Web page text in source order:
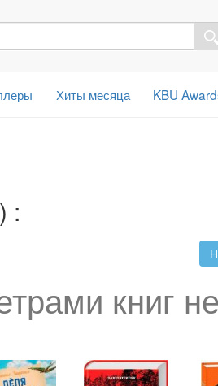
Хиты месяца KBU
:
книг